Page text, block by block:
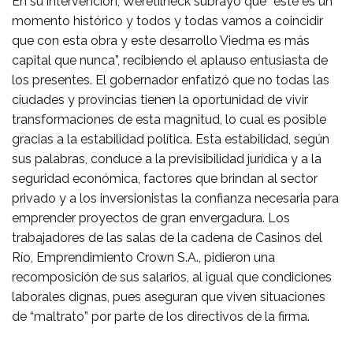
momento histórico y todos y todas vamos a coincidir
que con esta obra y este desarrollo Viedma es más
capital que nunca”, recibiendo el aplauso entusiasta de
los presentes. El gobernador enfatizó que no todas las
ciudades y provincias tienen la oportunidad de vivir
transformaciones de esta magnitud, lo cual es posible
gracias a la estabilidad política. Esta estabilidad, según
sus palabras, conduce a la previsibilidad jurídica y a la
seguridad económica, factores que brindan al sector
privado y a los inversionistas la confianza necesaria para
emprender proyectos de gran envergadura. Los
trabajadores de las salas de la cadena de Casinos del
Río, Emprendimiento Crown S.A., pidieron una
recomposición de sus salarios, al igual que condiciones
laborales dignas, pues aseguran que viven situaciones
de “maltrato” por parte de los directivos de la firma.